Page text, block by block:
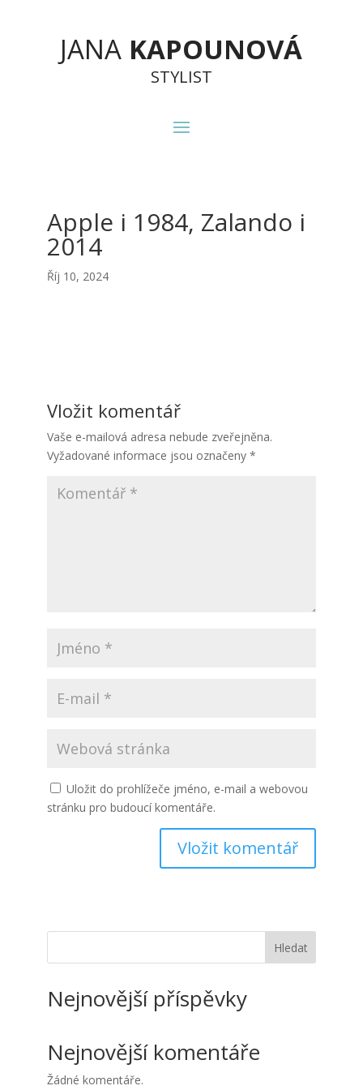
JANA KAPOUNOVÁ
STYLIST
Apple i 1984, Zalando i
2014
Říj 10, 2024
Vložit komentář
Vaše e-mailová adresa nebude zveřejněna.
Vyžadované informace jsou označeny *
Uložit do prohlížeče jméno, e-mail a webovou
stránku pro budoucí komentáře.
Hledat
Nejnovější příspěvky
Nejnovější komentáře
Žádné komentáře.